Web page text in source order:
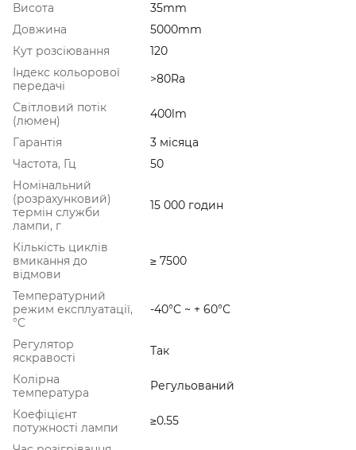
Висота
35mm
Довжина
5000mm
Кут розсіювання
120
Індекс кольорової
передачі
>80Ra
Світловий потік
(люмен)
400lm
Гарантія
3 місяца
Частота, Гц
50
Номінальний
(розрахунковий)
термін служби
лампи, г
15 000 годин
Кількість циклів
вмикання до
відмови
≥ 7500
Температурний
режим експлуатації,
°C
-40°C ~ + 60°С
Регулятор
яскравості
Так
Колірна
температура
Регульований
Коефіцієнт
потужності лампи
≥0.55